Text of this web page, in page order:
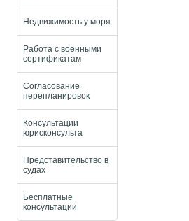
Недвижимость у моря
Работа с военными
сертификатам
Согласование
перепланировок
Консультации
юрисконсульта
Представительство в
судах
Бесплатные
консультации